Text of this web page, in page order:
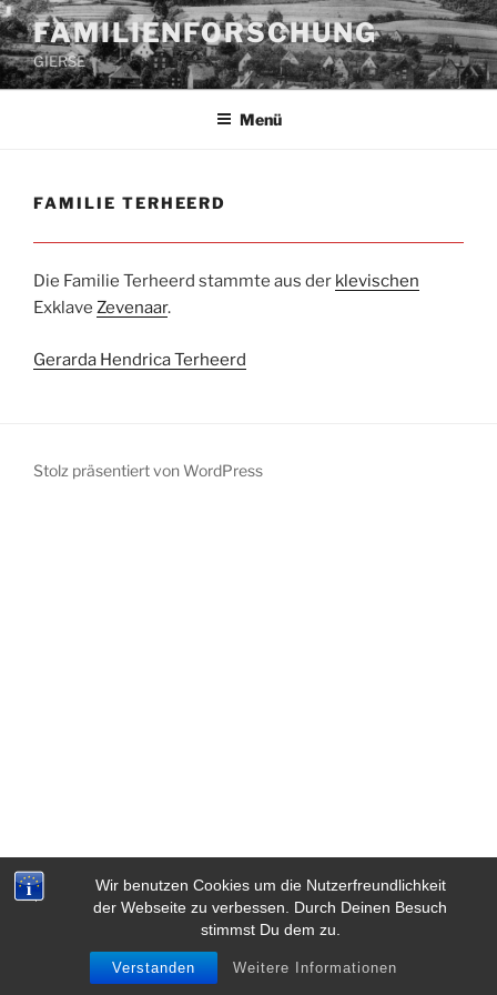
Wir benutzen Cookies um die Nutzerfreundlichkeit
der Webseite zu verbessen. Durch Deinen Besuch
stimmst Du dem zu.
Verstanden Weitere Informationen
Zum
Inhalt
springen
FAMILIENFORSCHUNG
GIERSE
Menü
FAMILIE TERHEERD
Die Familie Terheerd stammte aus der klevischen
Exklave Zevenaar.
Gerarda Hendrica Terheerd
Stolz präsentiert von WordPress